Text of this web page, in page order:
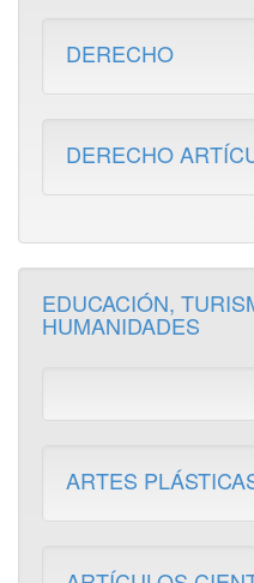
DERECHO
DERECHO
EDUCACIÓN,
HUMANIDADES
ARTES